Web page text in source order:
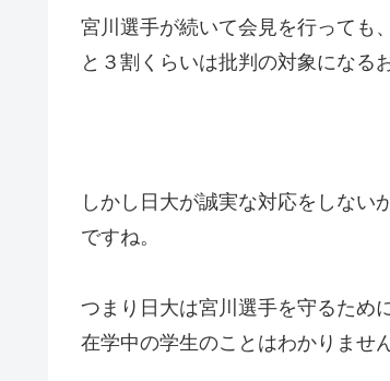
宮川選手が続いて会見を行っても
と３割くらいは批判の対象になる
しかし日大が誠実な対応をしない
ですね。
つまり日大は宮川選手を守るため
在学中の学生のことはわかりませ